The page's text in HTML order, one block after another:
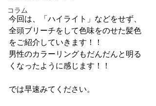
コラム
今回は、「ハイライト」などをせず、
全頭ブリーチをして色味をのせた髪色
をご紹介していきます！！
男性のカラーリングもだんだんと明る
くなったように感じます！！
では早速みてください。